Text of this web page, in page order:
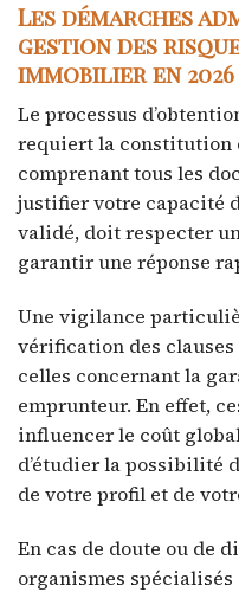
Les démarches
gestion des
immobilier en 2026
Le processus
requiert la constitution
comprenant tous les
justifier votre capacité
validé, doit respecter
garantir une réponse
Une vigilance
vérification des
celles concernant la
emprunteur. En effet,
influencer le coût
d’étudier la possibilité
de votre profil et de
En cas de doute ou de
organismes